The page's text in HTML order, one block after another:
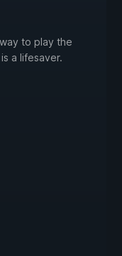
to play the
a lifesaver.